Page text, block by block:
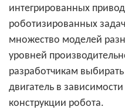
интегрированных
роботизированных
множество моделей
уровней
разработчикам
двигатель в
конструкции робота.